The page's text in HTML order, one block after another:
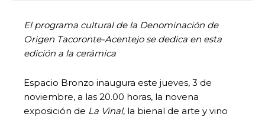
El programa cultural de la Denominación de
Origen Tacoronte-Acentejo se dedica en esta
edición a la cerámica
Espacio Bronzo inaugura este jueves, 3 de
noviembre, a las 20.00 horas, la novena
exposición de La Vinal, la bienal de arte y vino